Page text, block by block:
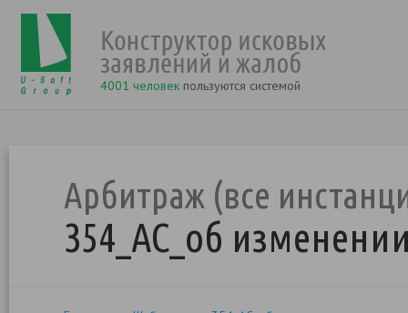
4001 человек пользуются системой
Арбитраж (все
354_АС_об